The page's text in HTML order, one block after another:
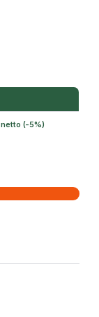
netto (-5%)